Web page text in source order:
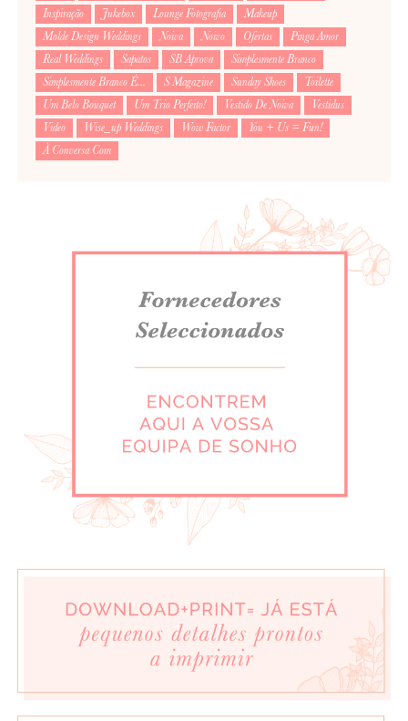
Inspiração
Jukebox Lounge Fotografia
Makeup
Molde Design Weddings
Noiva Noivo Ofertas
Pinga Amor
Real Weddings
Sapatos SB Aprova
Simplesmente Branco
Simplesmente Branco É...
S Magazine Sunday Shoes
Toilette
Um Belo Bouquet
Um Trio Perfeito! Vestido De Noiva
Vestidus
Video
Wise_up Weddings Wow Factor
You + Us = Fun!
À Conversa Com